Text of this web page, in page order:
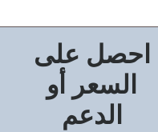
احصل على
السعر أو
الدعم